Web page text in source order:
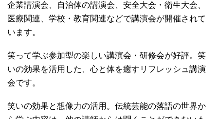
企業講演会、自治体の講演会、安全大会・衛生大会、
医療関連、学校・教育関連などで講演会が開催されて
います。
笑って学ぶ参加型の楽しい講演会・研修会が好評。笑
いの効果を活用した、心と体を癒すリフレッシュ講演
会です。
笑いの効果と想像力の活用。伝統芸能の落語の世界か